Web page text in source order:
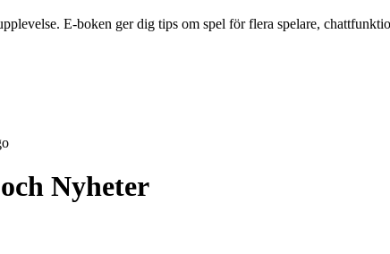
E-boken ger dig tips om spel för flera spelare,
Nyheter